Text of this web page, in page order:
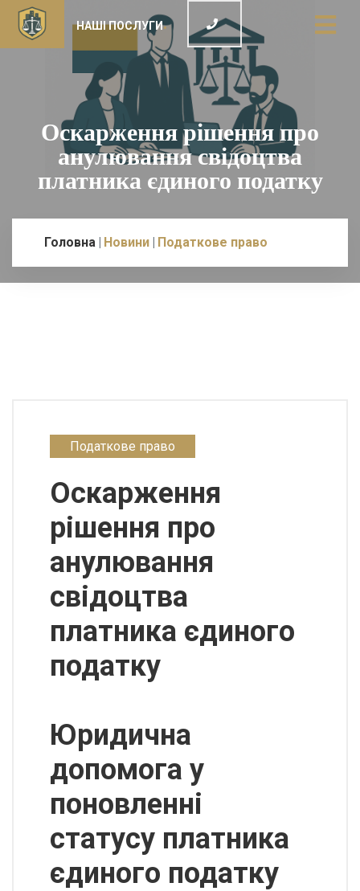
НАШІ ПОСЛУГИ
Оскарження рішення про
анулювання свідоцтва
платника єдиного податку
Головна Новини Податкове право
Податкове право
Оскарження
рішення про
анулювання
свідоцтва
платника єдиного
податку
Юридична
допомога у
поновленні
статусу платника
єдиного податку